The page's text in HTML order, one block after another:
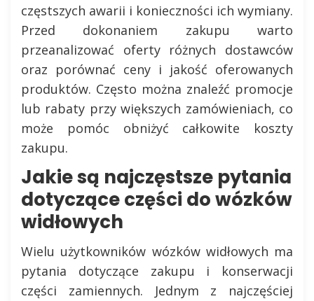
częstszych awarii i konieczności ich wymiany.
Przed dokonaniem zakupu warto
przeanalizować oferty różnych dostawców
oraz porównać ceny i jakość oferowanych
produktów. Często można znaleźć promocje
lub rabaty przy większych zamówieniach, co
może pomóc obniżyć całkowite koszty
zakupu.
Jakie są najczęstsze pytania
dotyczące części do wózków
widłowych
Wielu użytkowników wózków widłowych ma
pytania dotyczące zakupu i konserwacji
części zamiennych. Jednym z najczęściej